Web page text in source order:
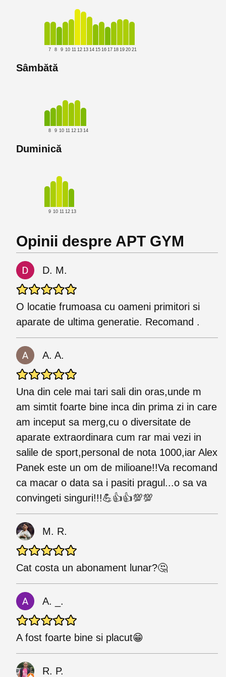
7 8 9 10 11 12 13 14 15 16 17 18 19 20 21
Sâmbătă
8 9 10 11 12 13 14
Duminică
9 10 11 12 13
Opinii despre APT GYM
D. M.
O locatie frumoasa cu oameni primitori si
aparate de ultima generatie. Recomand .
A. A.
Una din cele mai tari sali din oras,unde m
am simtit foarte bine inca din prima zi in care
am inceput sa merg,cu o diversitate de
aparate extraordinara cum rar mai vezi in
salile de sport,personal de nota 1000,iar Alex
Panek este un om de milioane!!Va recomand
ca macar o data sa i pasiti pragul...o sa va
convingeti singuri!!!💪👍👍💯💯
M. R.
Cat costa un abonament lunar?🤔
A. _.
A fost foarte bine si placut😁
R. P.